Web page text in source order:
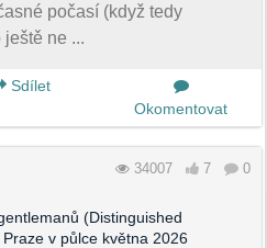
počasí (když tedy
ne ...
Sdílet
Okomentovat
34007 7 0
(Distinguished
v půlce května 2026